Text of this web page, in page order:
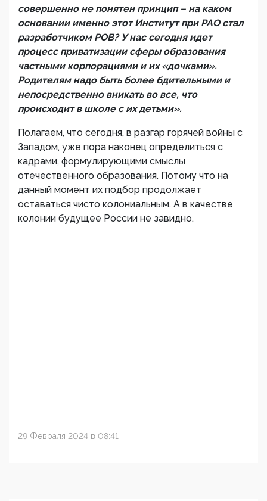
совершенно не понятен принцип – на каком
основании именно этот Институт при РАО стал
разработчиком РОВ? У нас сегодня идет
процесс приватизации сферы образования
частными корпорациями и их «дочками».
Родителям надо быть более бдительными и
непосредственно вникать во все, что
происходит в школе с их детьми».
Полагаем, что сегодня, в разгар горячей войны с
Западом, уже пора наконец определиться с
кадрами, формулирующими смыслы
отечественного образования. Потому что на
данный момент их подбор продолжает
оставаться чисто колониальным. А в качестве
колонии будущее России не завидно.
29 Февраля 2024 в 08:41